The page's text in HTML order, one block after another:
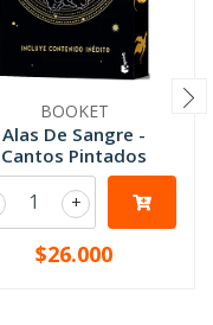
BOOKET
Alas De Sangre -
Cantos Pintados
+
$26.000